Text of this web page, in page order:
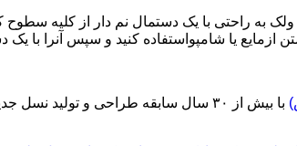
به راحتی با یک دستمال نم دار از کلیه سطوح
یا شامپواستفاده کنید و سپس آنرا با
با بیش از ٣٠ سال سابقه طراحی و